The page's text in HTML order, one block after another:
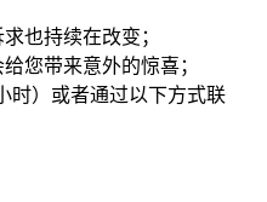
也持续在改变；
您带来意外的惊喜；
时）或者通过以下方式联